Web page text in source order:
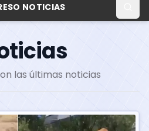
NOTICIAS
las últimas noticias